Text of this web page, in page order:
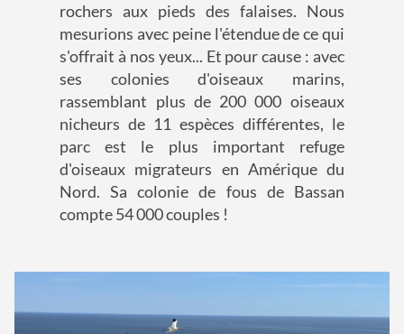
rochers aux pieds des falaises. Nous
mesurions avec peine l'étendue de ce qui
s'offrait à nos yeux... Et pour cause : avec
ses colonies d'oiseaux marins,
rassemblant plus de 200 000 oiseaux
nicheurs de 11 espèces différentes, le
parc est le plus important refuge
d'oiseaux migrateurs en Amérique du
Nord. Sa colonie de fous de Bassan
compte 54 000 couples !